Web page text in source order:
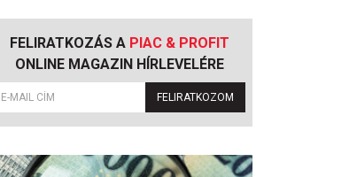
FELIRATKOZÁS A PIAC & PROFIT
ONLINE MAGAZIN HÍRLEVELÉRE
FELIRATKOZOM